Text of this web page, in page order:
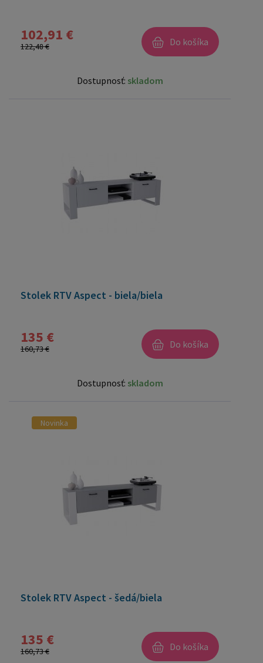
102,91 €
122,48 € Do košíka
Dostupnosť: skladom
Stolek RTV Aspect - biela/biela
135 €
160,73 € Do košíka
Dostupnosť: skladom
Novinka
Stolek RTV Aspect - šedá/biela
135 €
160,73 € Do košíka